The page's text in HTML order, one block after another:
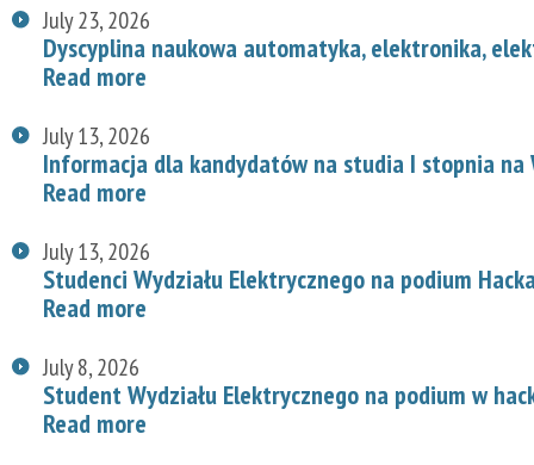
July 23, 2026
Dyscyplina naukowa automatyka, elektronika,
Read more
July 13, 2026
Informacja dla kandydatów na studia I stopnia na
Read more
July 13, 2026
Studenci Wydziału Elektrycznego na podium
Read more
July 8, 2026
Student Wydziału Elektrycznego na podium w
Read more